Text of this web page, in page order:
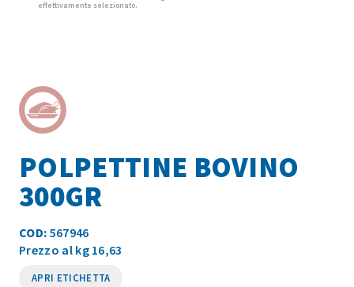
POLPETTINE BOVINO
300GR
COD: 567946
Prezzo al kg 16,63
APRI ETICHETTA